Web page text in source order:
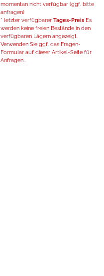
momentan nicht verfügbar (ggf. bitte
anfragen)
* letzter verfügbarer Tages-Preis Es
werden keine freien Bestände in den
verfügbaren Lägern angezeigt.
Verwenden Sie ggf. das Fragen-
Formular auf dieser Artikel-Seite für
Anfragen...